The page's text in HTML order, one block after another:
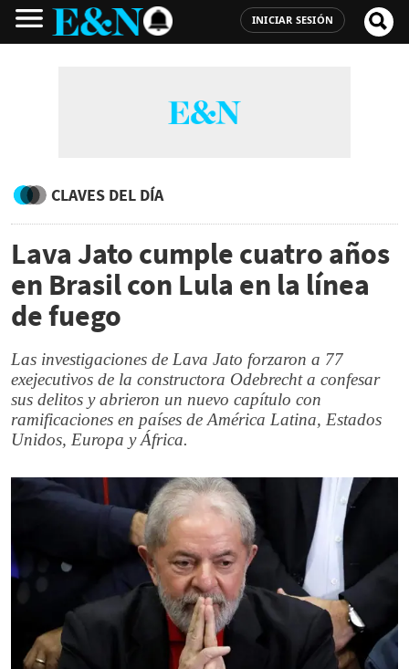
INICIAR SESIÓN
CLAVES DEL DÍA
Lava Jato cumple cuatro años
en Brasil con Lula en la línea
de fuego
Las investigaciones de Lava Jato forzaron a 77
exejecutivos de la constructora Odebrecht a confesar
sus delitos y abrieron un nuevo capítulo con
ramificaciones en países de América Latina, Estados
Unidos, Europa y África.